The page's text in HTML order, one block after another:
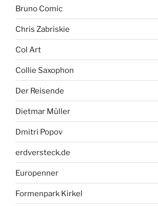
Bruno Comic
Chris Zabriskie
Col Art
Collie Saxophon
Der Reisende
Dietmar Müller
Dmitri Popov
erdversteck.de
Europenner
Formenpark Kirkel